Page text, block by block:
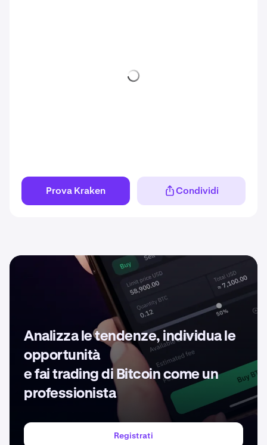
Prova Kraken Condividi
Analizza le tendenze, individua le
opportunità
e fai trading di Bitcoin come un
professionista
Registrati